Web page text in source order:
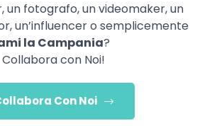
un fotografo, un videomaker, un
un’influencer o semplicemente
la Campania?
Collabora con Noi!
Con Noi